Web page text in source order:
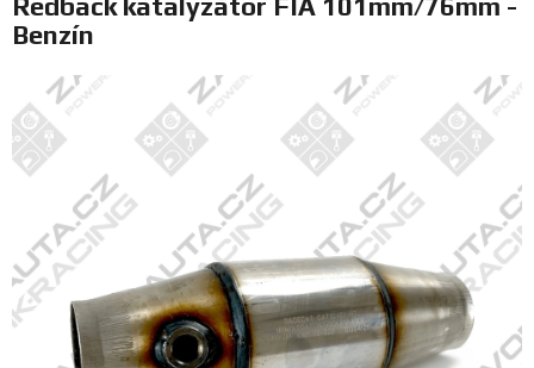
VYBAVENÍ
JEZDEC
TÝM
SERVIS
FANOUŠCI
Redback katalyzátor FIA 101mm/76mm -
Benzín